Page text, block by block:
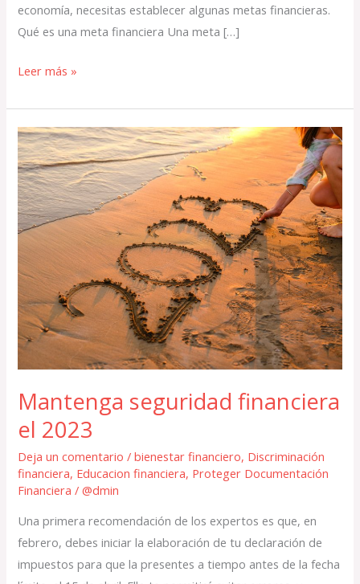
economía, necesitas establecer algunas metas financieras.
Qué es una meta financiera Una meta […]
Leer más »
Mantenga seguridad financiera
el 2023
Deja un comentario /bienestar financiero, Discriminación
financiera, Educacion financiera, Proteger Documentación
Financiera /@dmin
Una primera recomendación de los expertos es que, en
febrero, debes iniciar la elaboración de tu declaración de
impuestos para que la presentes a tiempo antes de la fecha
Mantenga
seguridad
financiera
el
2023